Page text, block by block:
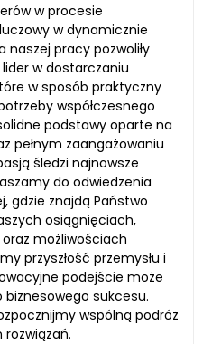
w procesie
w dynamicznie
naszej pracy pozwoliły
w dostarczaniu
w sposób praktyczny
współczesnego
podstawy oparte na
pełnym zaangażowaniu
śledzi najnowsze
do odwiedzenia
gdzie znajdą Państwo
osiągnięciach,
możliwościach
przyszłość przemysłu i
podejście może
sukcesu.
wspólną podróż